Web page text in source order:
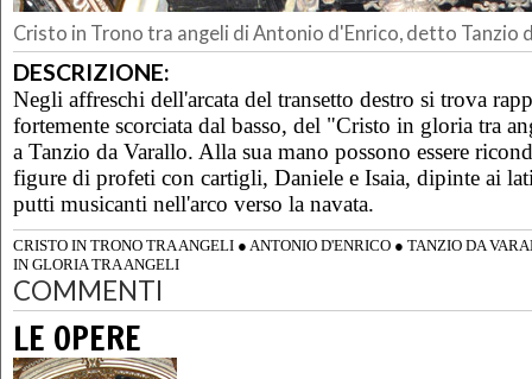
Cristo in Trono tra angeli di Antonio d'Enrico, detto Tanzio
DESCRIZIONE:
Negli affreschi dell'arcata del transetto destro si trova
fortemente scorciata dal basso, del "Cristo in gloria tra
a Tanzio da Varallo. Alla sua mano possono essere
figure di profeti con cartigli, Daniele e Isaia, dipinte ai
putti musicanti nell'arco verso la navata.
CRISTO IN TRONO TRA ANGELI ● ANTONIO D'ENRICO ● TANZIO DA
IN GLORIA TRA ANGELI
COMMENTI
LE OPERE